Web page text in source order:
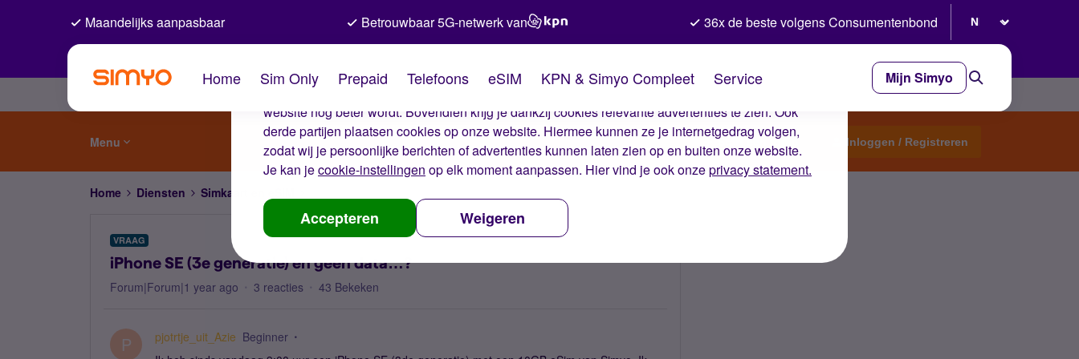
De cookies van Simyo
Wij gebruiken cookies op onze website. Met deze cookies zorgen wij ervoor dat je ervaring op de
website nog beter wordt. Bovendien krijg je dankzij cookies relevante advertenties te zien. Ook
derde partijen plaatsen cookies op onze website. Hiermee kunnen ze je internetgedrag volgen,
zodat wij je persoonlijke berichten of advertenties kunnen laten zien op en buiten onze website.
Je kan jecookie-instellingen op elk moment aanpassen. Hier vind je ook onzeprivacy statement.
Accepteren Weigeren
Maandelijks aanpasbaar Betrouwbaar 5G-netwerk van 36x de beste volgens Consumentenbond
Home Sim Only Prepaid Telefoons eSIM KPN & Simyo Compleet Service Mijn Simyo
Menu Start een topic Inloggen / Registreren
Home Diensten Simkaart en eSIM
VRAAG
iPhone SE (3e generatie) en geen data…?
Forum|Forum|1 year ago 3 reacties 43 Bekeken
P pjotrtje_uit_Azie Beginner